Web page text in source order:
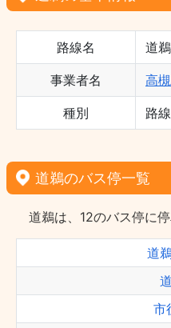
路線名 道鵜
事業者名 高
種別 路
道鵜のバス停一覧
道鵜は、12のバス停に停
道
市